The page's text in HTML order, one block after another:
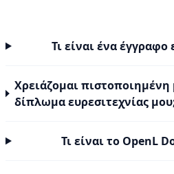
Τι είναι ένα έγγραφο
Χρειάζομαι
δίπλωμα ευρεσιτεχνίας
Τι είναι το OpenL